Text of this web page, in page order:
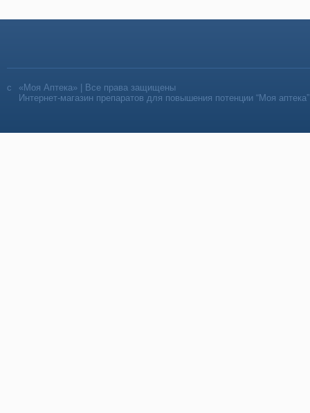
«Моя Аптека» | Все права защищены
Интернет-магазин препаратов для повышения потенции “Моя